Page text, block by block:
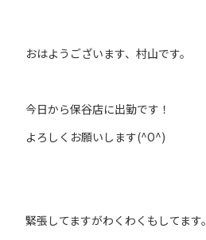
おはようございます、村山です。
今日から保谷店に出勤です！
よろしくお願いします(^O^)
緊張してますがわくわくもしてます。